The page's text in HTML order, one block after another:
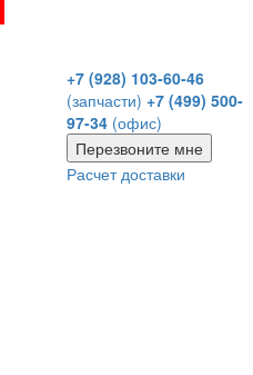
+7 (928) 103-60-46
(запчасти) +7 (499) 500-
97-34 (офис)
Перезвоните мне
Расчет доставки